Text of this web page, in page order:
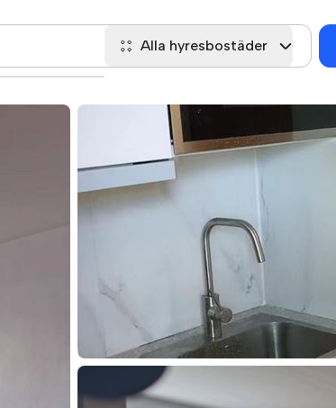
Alla hyresbostäder